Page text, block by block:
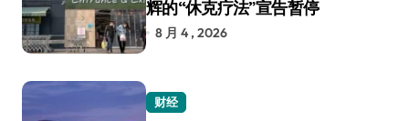
辉的“休克疗法”宣告暂停
8 月 4 , 2026
财经